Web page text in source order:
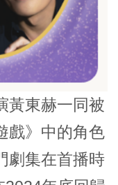
黃東赫一同被
戲》中的角色
劇集在首播時